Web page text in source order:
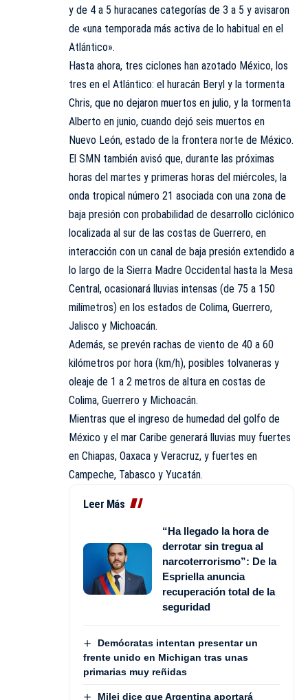
y de 4 a 5 huracanes categorías de 3 a 5 y avisaron
de «una temporada más activa de lo habitual en el
Atlántico».
Hasta ahora, tres ciclones han azotado México, los
tres en el Atlántico: el huracán Beryl y la tormenta
Chris, que no dejaron muertos en julio, y la tormenta
Alberto en junio, cuando dejó seis muertos en
Nuevo León, estado de la frontera norte de México.
El SMN también avisó que, durante las próximas
horas del martes y primeras horas del miércoles, la
onda tropical número 21 asociada con una zona de
baja presión con probabilidad de desarrollo ciclónico
localizada al sur de las costas de Guerrero, en
interacción con un canal de baja presión extendido a
lo largo de la Sierra Madre Occidental hasta la Mesa
Central, ocasionará lluvias intensas (de 75 a 150
milímetros) en los estados de Colima, Guerrero,
Jalisco y Michoacán.
Además, se prevén rachas de viento de 40 a 60
kilómetros por hora (km/h), posibles tolvaneras y
oleaje de 1 a 2 metros de altura en costas de
Colima, Guerrero y Michoacán.
Mientras que el ingreso de humedad del golfo de
México y el mar Caribe generará lluvias muy fuertes
en Chiapas, Oaxaca y Veracruz, y fuertes en
Campeche, Tabasco y Yucatán.
Leer Más
“Ha llegado la hora de
derrotar sin tregua al
narcoterrorismo”: De la
Espriella anuncia
recuperación total de la
seguridad
Demócratas intentan presentar un
frente unido en Michigan tras unas
primarias muy reñidas
Milei dice que Argentina aportará